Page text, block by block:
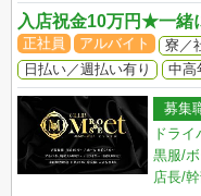
入店祝金10万円★一緒
正社員 アルバイト 寮／
日払い／週払い有り
中高
募集
ドラ
黒服/
店長/